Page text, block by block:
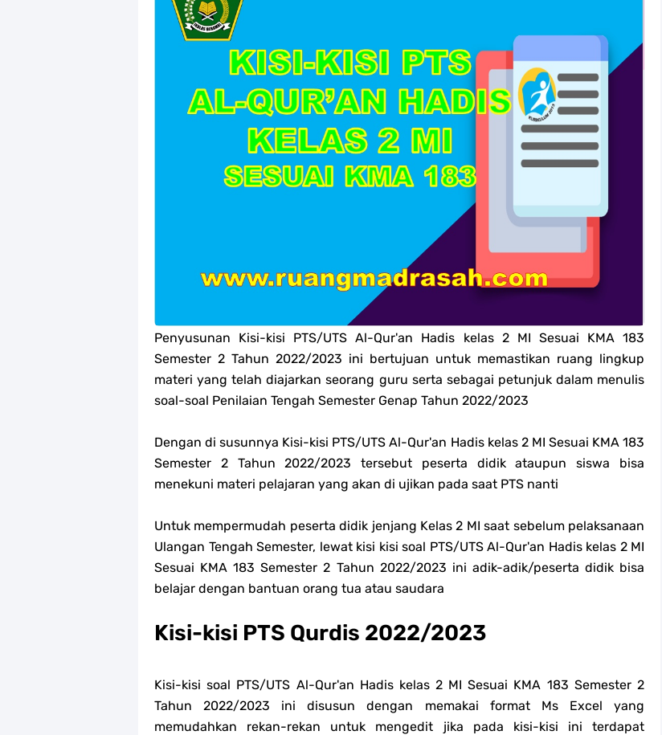
POS UM Jenjang MI, MTs Dan MA Tahun 2026
Jawaban Tugas Mandiri Dan Tugas Refleksi Modul Pedagogik SKI PPG 2025
Jawaban Tugas Mandiri Dan Tugas Refleksi Modul Pedagogik Fiqih PPG 2025
Jawaban Tugas Mandiri Dan Tugas Refleksi Modul Pedagogik Akidah Akhlak PPG 2025
Jawaban Tugas Mandiri Dan Tugas Refleksi Modul Pedagogik Al-Qur'an Hadis PPG 2025
Soal OMI KIMIA Terintegrasi Jenjang MA
Unduh Buku Teks Utama (BTU) Mapel Akidah Akhlak Jenang MI, MTs Dan MA Tahun 2026
Penyusunan Kisi-kisi PTS/UTS Al-Qur'an Hadis kelas 2 MI Sesuai KMA 183
Semester 2 Tahun 2022/2023 ini bertujuan untuk memastikan ruang lingkup
materi yang telah diajarkan seorang guru serta sebagai petunjuk dalam menulis
soal-soal Penilaian Tengah Semester Genap Tahun 2022/2023
Dengan di susunnya Kisi-kisi PTS/UTS Al-Qur'an Hadis kelas 2 MI Sesuai KMA 183
Semester 2 Tahun 2022/2023 tersebut peserta didik ataupun siswa bisa
menekuni materi pelajaran yang akan di ujikan pada saat PTS nanti
Untuk mempermudah peserta didik jenjang Kelas 2 MI saat sebelum pelaksanaan
Ulangan Tengah Semester, lewat kisi kisi soal PTS/UTS Al-Qur'an Hadis kelas 2 MI
Sesuai KMA 183 Semester 2 Tahun 2022/2023 ini adik-adik/peserta didik bisa
belajar dengan bantuan orang tua atau saudara
Kisi-kisi PTS Qurdis 2022/2023
Kisi-kisi soal PTS/UTS Al-Qur'an Hadis kelas 2 MI Sesuai KMA 183 Semester 2
Tahun 2022/2023 ini disusun dengan memakai format Ms Excel yang
memudahkan rekan-rekan untuk mengedit jika pada kisi-kisi ini terdapat